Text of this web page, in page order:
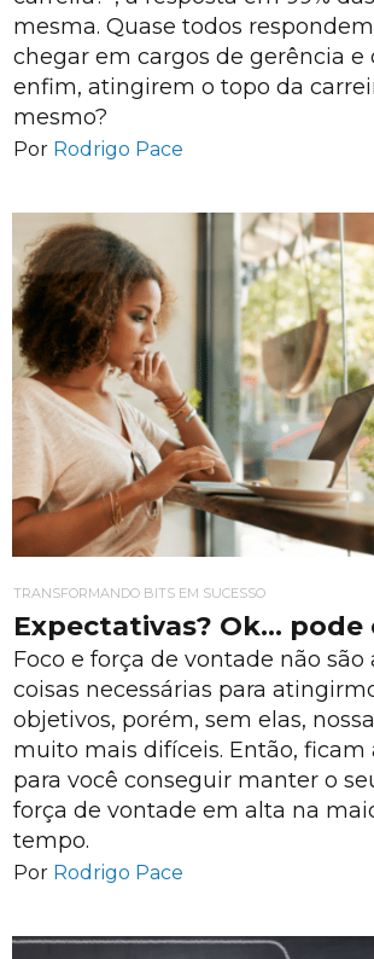
mesma. Quase todos
chegar em cargos de gerência e
enfim, atingirem o topo da
mesmo?
Por Rodrigo Pace
TRANSFORMANDO BITS EM SUCESSO
Expectativas? Ok… pode
Foco e força de vontade não são
coisas necessárias para
objetivos, porém, sem elas,
muito mais difíceis. Então, ficam
para você conseguir manter o
força de vontade em alta na
tempo.
Por Rodrigo Pace